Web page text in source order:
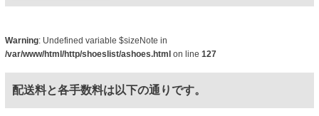
Warning: Undefined variable $sizeNote in
/var/www/html/http/shoeslist/ashoes.html on line 127
配送料と各手数料は以下の通りです。